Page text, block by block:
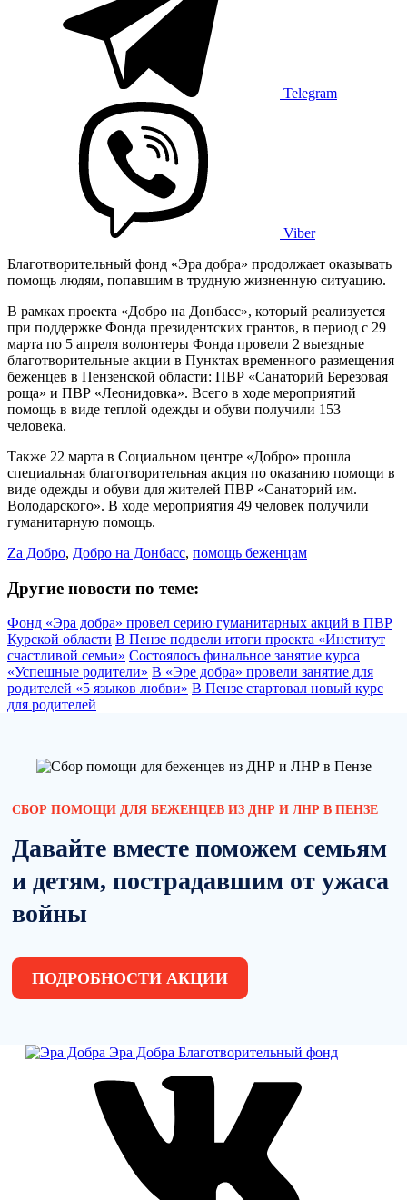
Telegram
Viber
Благотворительный фонд «Эра добра» продолжает оказывать
помощь людям, попавшим в трудную жизненную ситуацию.
В рамках проекта «Добро на Донбасс», который реализуется
при поддержке Фонда президентских грантов, в период с 29
марта по 5 апреля волонтеры Фонда провели 2 выездные
благотворительные акции в Пунктах временного размещения
беженцев в Пензенской области: ПВР «Санаторий Березовая
роща» и ПВР «Леонидовка». Всего в ходе мероприятий
помощь в виде теплой одежды и обуви получили 153
человека.
Также 22 марта в Социальном центре «Добро» прошла
специальная благотворительная акция по оказанию помощи в
виде одежды и обуви для жителей ПВР «Санаторий им.
Володарского». В ходе мероприятия 49 человек получили
гуманитарную помощь.
Zа Добро, Добро на Донбасс, помощь беженцам
Другие новости по теме:
Фонд «Эра добра» провел серию гуманитарных акций в ПВР
Курской области В Пензе подвели итоги проекта «Институт
счастливой семьи» Состоялось финальное занятие курса
«Успешные родители» В «Эре добра» провели занятие для
родителей «5 языков любви» В Пензе стартовал новый курс
для родителей
СБОР ПОМОЩИ ДЛЯ БЕЖЕНЦЕВ ИЗ ДНР И ЛНР В ПЕНЗЕ
Давайте вместе поможем семьям
и детям, пострадавшим от ужаса
войны
ПОДРОБНОСТИ АКЦИИ
Эра Добра Благотворительный фонд